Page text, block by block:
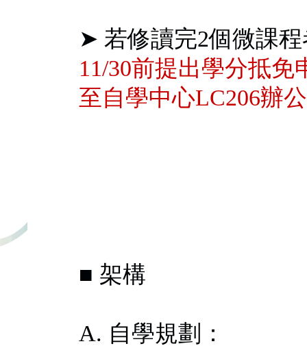
➤ 若修讀完2個微課
11/30前提出學分抵
至自學中心LC206辦
■ 架構
A. 自學規劃：